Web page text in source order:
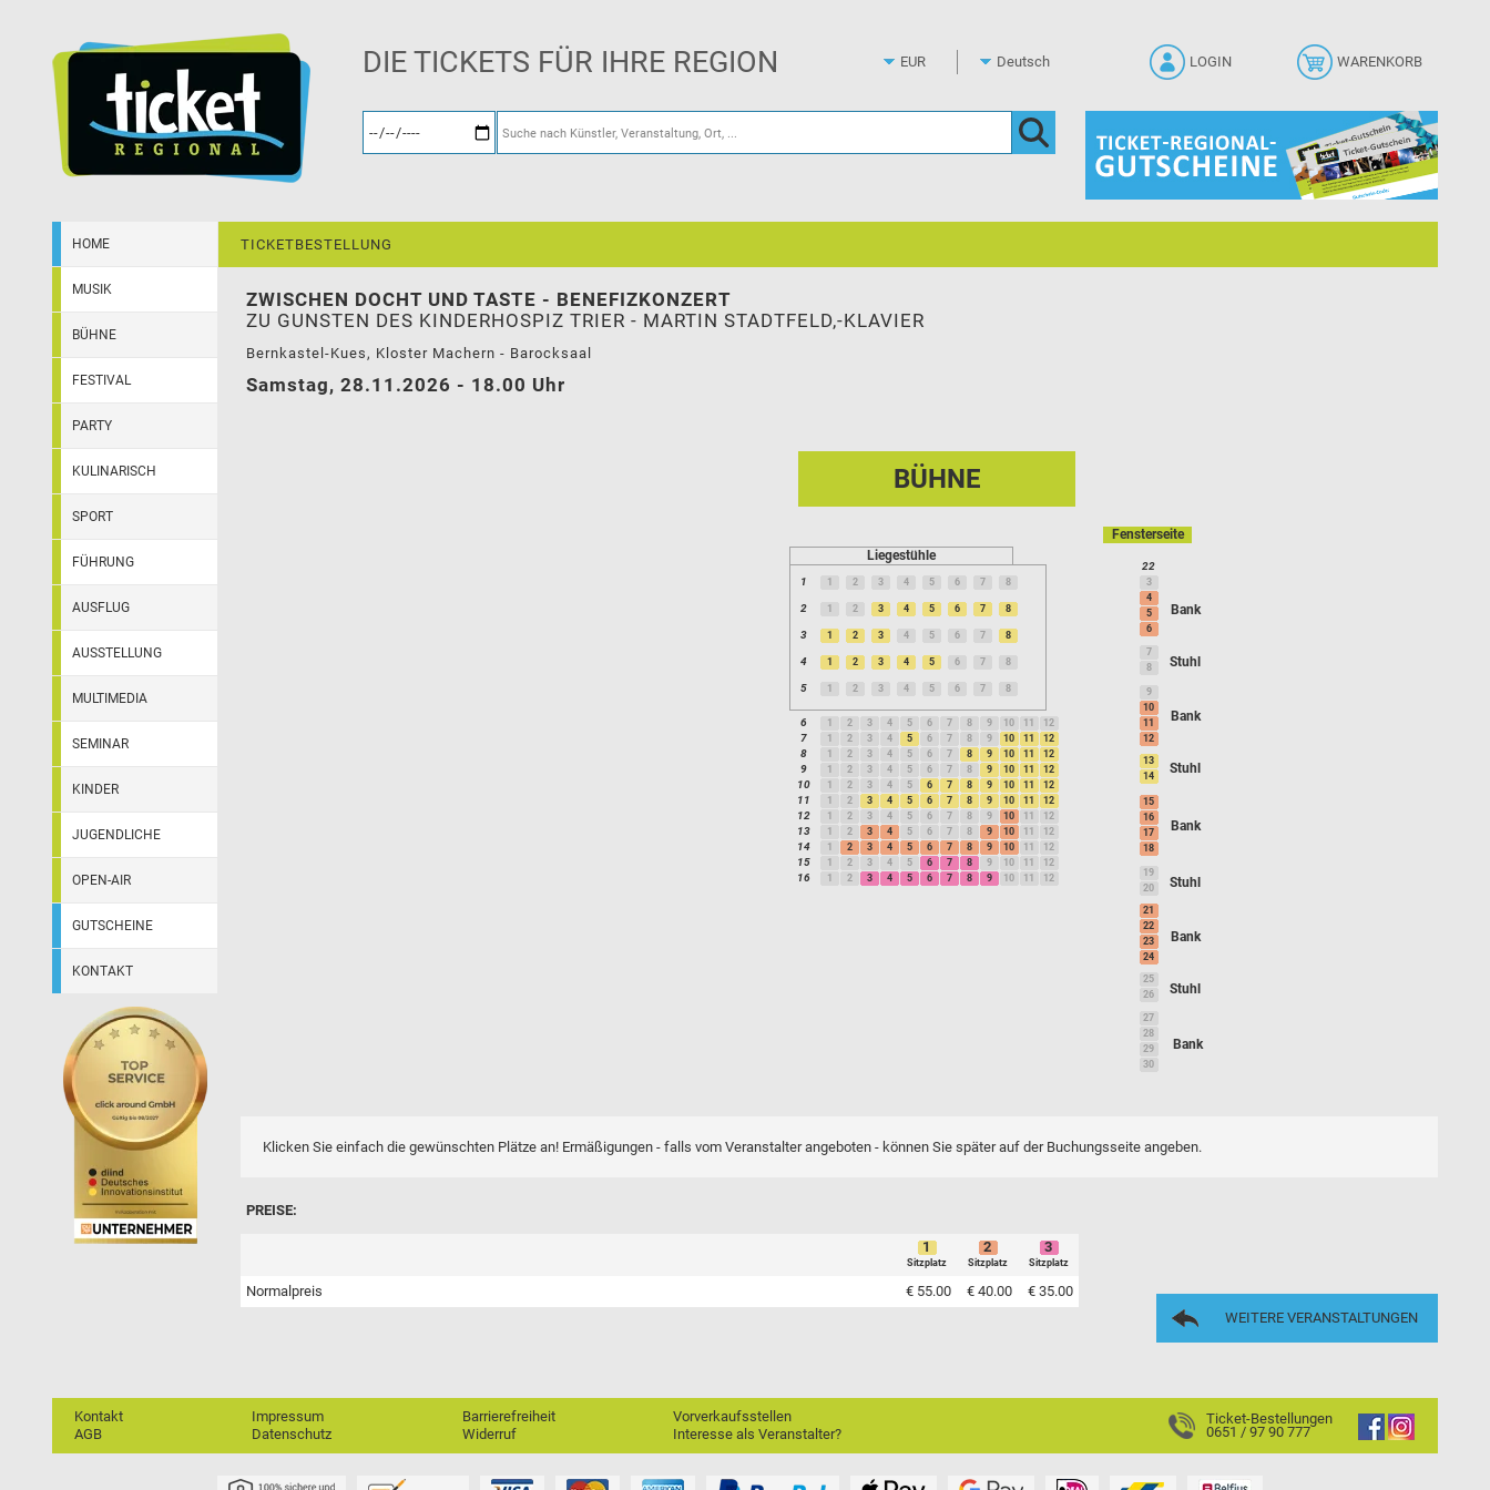
DIE TICKETS FÜR IHRE REGION
HOME
MUSIK
BÜHNE
FESTIVAL
PARTY
KULINARISCH
SPORT
FÜHRUNG
AUSFLUG
AUSSTELLUNG
MULTIMEDIA
SEMINAR
KINDER
JUGENDLICHE
OPEN-AIR
GUTSCHEINE
KONTAKT
TICKETBESTELLUNG
ZWISCHEN DOCHT UND TASTE - BENEFIZKONZERT
ZU GUNSTEN DES KINDERHOSPIZ TRIER - MARTIN STADTFELD,-KLAVIER
Bernkastel-Kues, Kloster Machern - Barocksaal
Samstag, 28.11.2026 - 18.00 Uhr
1 2 3 4 5 6 7 8
1 2 3 4 5 6 7 8
1 2 3 4 5 6 7 8
1 2 3 4 5 6 7 8
1 2 3 4 5 6 7 8
1 2 3 4 5 6 7
8
1
2 3 4 5 6 7 8 9 10 11
12
1
2 3 4 5 6 7 8 9 10 11
12
1
2 3 4 5 6 7 8 9 10 11
12
1
2 3 4 5 6 7 8 9 10 11
12
1
2 3 4 5 6 7 8 9 10 11
12
1
2 3 4 5 6 7 8 9 10 11
12
1
2 3 4 5 6 7 8 9 10 11
12
1
2 3 4 5 6 7 8 9 10 11
12
1
2 3 4 5 6 7 8 9 10 11
12
1
2 3 4 5 6 7 8 9 10 11 12
3
4
5
6
7
8
9
10
11
12
13
14
15
16
17
18
19
20
21
22
23
24
25
26
27
28
29
30
9 10 11 12
BÜHNE
1
2
3
4
5
6
7
8
9
10
11
12
13
14
15
16
Fensterseite
Bank
Stuhl
Bank
Stuhl
Bank
Stuhl
Bank
Stuhl
Bank
22
Liegestühle
Klicken Sie einfach die gewünschten Plätze an! Ermäßigungen - falls vom Veranstalter angeboten - können Sie später auf der Buchungsseite angeben.
PREISE:
1
Sitzplatz
2
Sitzplatz
3
Sitzplatz
Normalpreis € 55.00 € 40.00
€ 35.00
WEITERE VERANSTALTUNGEN
Kontakt
AGB
Impressum
Datenschutz
Barrierefreiheit
Widerruf
Vorverkaufsstellen
Interesse als Veranstalter?
Ticket-Bestellungen
0651 / 97 90 777
WARENKORB
LOGIN